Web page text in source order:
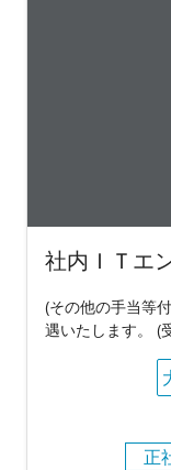
社内ＩＴエ
(その他の手当等
遇いたします。 (
正